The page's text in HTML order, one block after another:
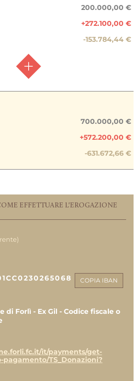
TOTALE DELL’INTERVENTO
500.000,00 €
ASCOM Forlì
Associati Società
CESENA SOC.COOP.
10.000,00 €
SOC. COOP.
S.R.L.
100,00 €
120.000,00 €
477.888,22 €
200.000,00 €
+272.100,00 €
-153.784,44 €
TOTALE DELL’INTERVENTO
50,00 €
Italy S.r.l.
10.000,00 €
5.000,00 €
Servizi Forlì
700.000,00 €
+572.200,00 €
-631.672,66 €
EFFETTUARE L'EROGAZIONE
COPIA IBAN
di Forlì - Ex Gil - Codice fiscale o
it/payments/get-
TS_Donazioni?